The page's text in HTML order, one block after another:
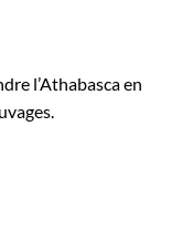
l’Athabasca en